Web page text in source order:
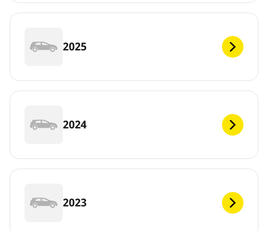
2025
2024
2023